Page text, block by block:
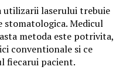
utilizarii laserului trebuie
stomatologica. Medicul
metoda este potrivita,
conventionale si ce
fiecarui pacient.